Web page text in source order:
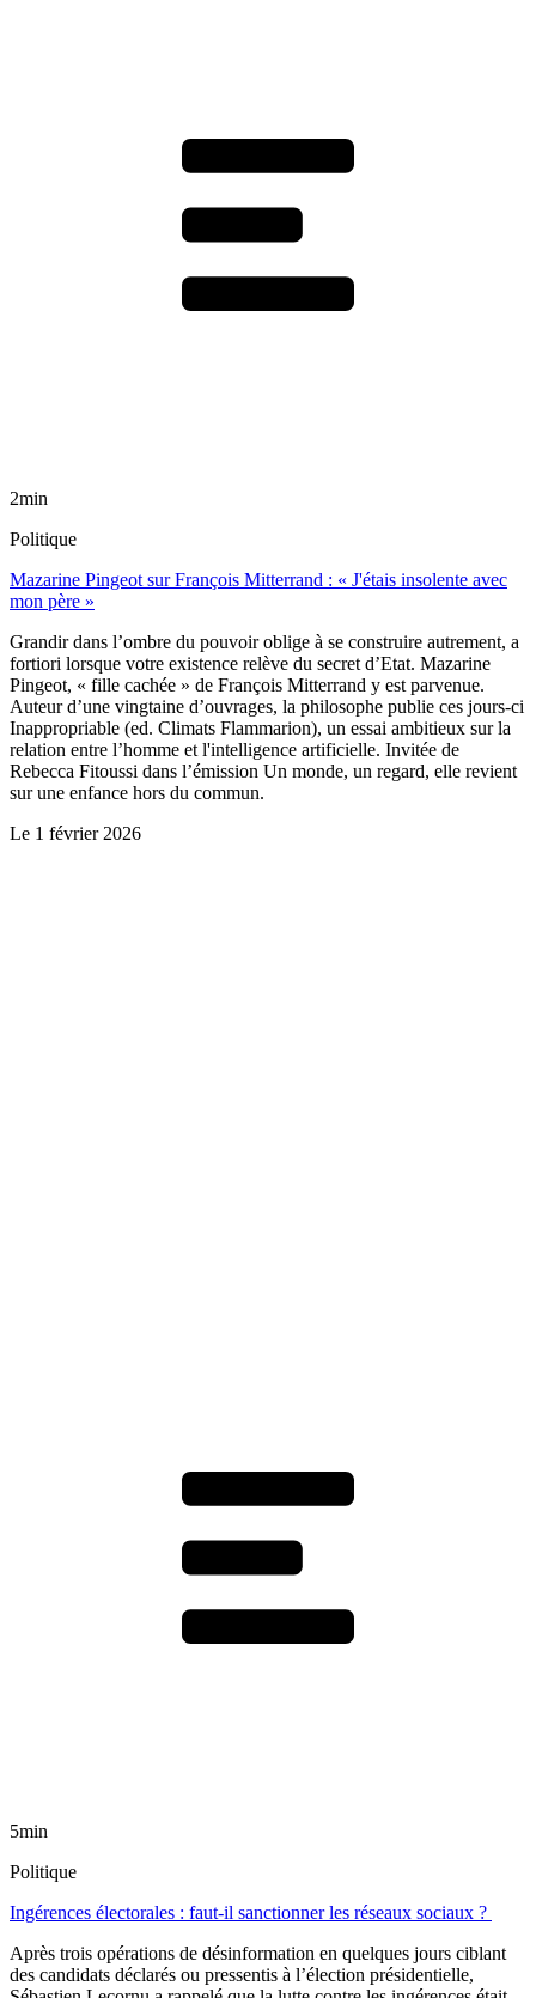
2min
Politique
Mazarine Pingeot sur François Mitterrand : « J'étais insolente avec
mon père »
Grandir dans l’ombre du pouvoir oblige à se construire autrement, a
fortiori lorsque votre existence relève du secret d’Etat. Mazarine
Pingeot, « fille cachée » de François Mitterrand y est parvenue.
Auteur d’une vingtaine d’ouvrages, la philosophe publie ces jours-ci
Inappropriable (ed. Climats Flammarion), un essai ambitieux sur la
relation entre l’homme et l'intelligence artificielle. Invitée de
Rebecca Fitoussi dans l’émission Un monde, un regard, elle revient
sur une enfance hors du commun.
Le 1 février 2026
5min
Politique
Ingérences électorales : faut-il sanctionner les réseaux sociaux ?
Après trois opérations de désinformation en quelques jours ciblant
des candidats déclarés ou pressentis à l’élection présidentielle,